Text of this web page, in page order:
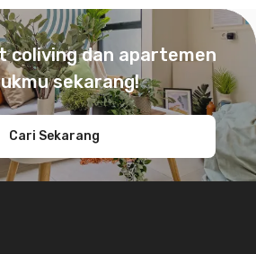
coliving dan apartemen
sekarang!
Cari Sekarang